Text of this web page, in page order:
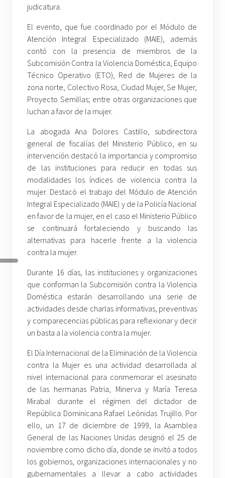
judicatura.
El evento, que fue coordinado por el Módulo de
Atención Integral Especializado (MAIE), además
contó con la presencia de miembros de la
Subcomisión Contra la Violencia Doméstica, Equipo
Técnico Operativo (ETO), Red de Mujeres de la
zona norte, Colectivo Rosa, Ciudad Mujer, Se Mujer,
Proyecto Semillas; entre otras organizaciones que
luchan a favor de la mujer.
La abogada Ana Dolores Castillo, subdirectora
general de fiscalías del Ministerio Público, en su
intervención destacó la importancia y compromiso
de las instituciones para reducir en todas sus
modalidades los índices de violencia contra la
mujer. Destacó el trabajo del Módulo de Atención
Integral Especializado (MAIE) y de la Policía Nacional
en favor de la mujer, en el caso el Ministerio Público
se continuará fortaleciendo y buscando las
alternativas para hacerle frente a la violencia
contra la mujer.
Durante 16 días, las instituciones y organizaciones
que conforman la Subcomisión contra la Violencia
Doméstica estarán desarrollando una serie de
actividades desde charlas informativas, preventivas
y comparecencias públicas para reflexionar y decir
un basta a la violencia contra la mujer.
El Día Internacional de la Eliminación de la Violencia
contra la Mujer es una actividad desarrollada al
nivel internacional para conmemorar el asesinato
de las hermanas Patria, Minerva y María Teresa
Mirabal durante el régimen del dictador de
República Dominicana Rafael Leónidas Trujillo. Por
ello, un 17 de diciembre de 1999, la Asamblea
General de las Naciones Unidas designó el 25 de
noviembre como dicho día, donde se invitó a todos
los gobiernos, organizaciones internacionales y no
gubernamentales a llevar a cabo actividades